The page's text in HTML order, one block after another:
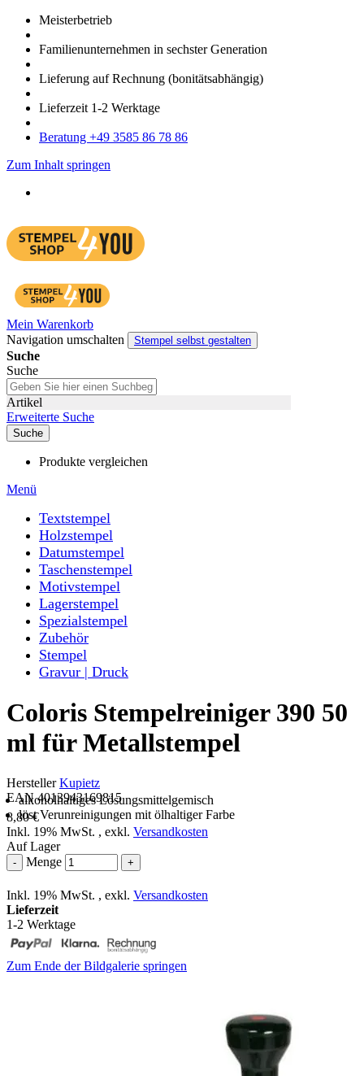
Meister­betrieb
Familien­unter­nehmen in sechster Gene­ration
Lieferung auf Rech­nung (bonitätsabhängig)
Liefer­zeit 1-2 Werk­tage
Bera­tung +49 3585 86 78 86
Zum Inhalt springen
Mein Warenkorb
Navigation umschalten
Stempel selbst gestalten
Suche
Suche
Artikel
Erweiterte Suche
Suche
Produkte vergleichen
Menü
Textstempel
Holzstempel
Datumstempel
Taschenstempel
Motivstempel
Lagerstempel
Spezialstempel
Zubehör
Stempel
Gravur | Druck
Coloris Stempelreiniger 390 50
ml für Metallstempel
HerstellerKupietz
EAN 4013943169815
alkoholhaltiges Lösungsmittelgemisch
löst Verunreinigungen mit ölhaltiger Farbe
8,80 €
Inkl. 19% MwSt. , exkl. Versandkosten
Auf Lager
- Menge +
Inkl. 19% MwSt. , exkl. Versandkosten
Lieferzeit
1-2 Werktage
Zum Ende der Bildgalerie springen